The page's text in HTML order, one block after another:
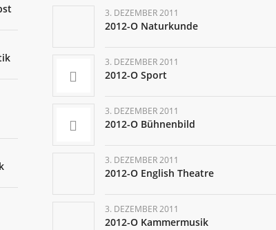
3. DEZEMBER 2011
2012-O Naturkunde
3. DEZEMBER 2011
2012-O Sport
3. DEZEMBER 2011
2012-O Bühnenbild
3. DEZEMBER 2011
2012-O English Theatre
3. DEZEMBER 2011
2012-O Kammermusik